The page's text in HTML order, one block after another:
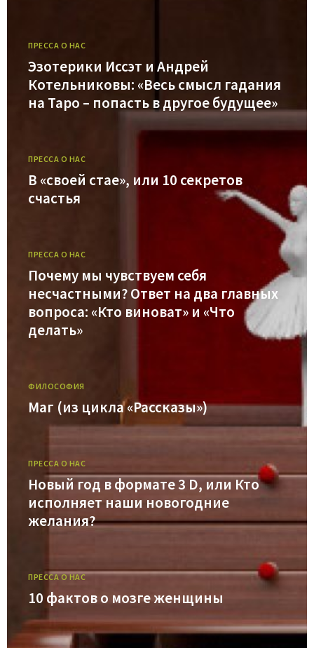
ПРЕССА О НАС
Эзотерики Иссэт и Андрей
Котельниковы: «Весь смысл гадания
на Таро – попасть в другое будущее»
ПРЕССА О НАС
В «своей стае», или 10 секретов
счастья
ПРЕССА О НАС
Почему мы чувствуем себя
несчастными? Ответ на два главных
вопроса: «Кто виноват» и «Что
делать»
ФИЛОСОФИЯ
Маг (из цикла «Рассказы»)
ПРЕССА О НАС
Новый год в формате 3 D, или Кто
исполняет наши новогодние
желания?
ПРЕССА О НАС
10 фактов о мозге женщины